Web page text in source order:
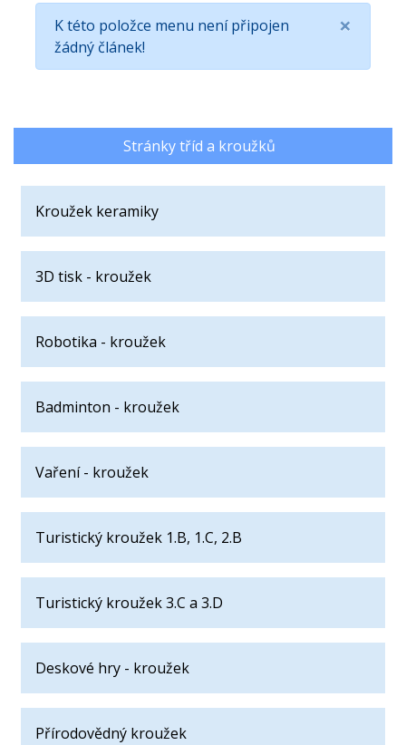
×
K této položce menu není připojen
žádný článek!
Stránky tříd a kroužků
Kroužek keramiky
3D tisk - kroužek
Robotika - kroužek
Badminton - kroužek
Vaření - kroužek
Turistický kroužek 1.B, 1.C, 2.B
Turistický kroužek 3.C a 3.D
Deskové hry - kroužek
Přírodovědný kroužek